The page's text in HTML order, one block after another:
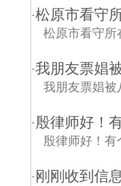
·松原市看守
松原市看守所
·我朋友票娼
我朋友票娼被
·殷律师好！
殷律师好！
· 刚刚收到信